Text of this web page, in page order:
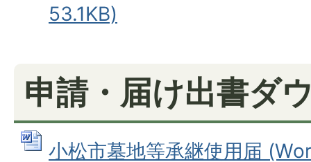
53.1KB)
申請・届け出書ダ
小松市墓地等承継使用届